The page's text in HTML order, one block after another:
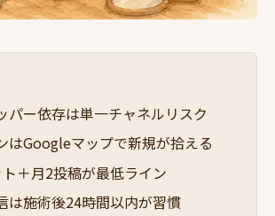
パー依存は単一チャネルリスク
はGoogleマップで新規が拾える
＋月2投稿が最低ライン
は施術後24時間以内が習慣